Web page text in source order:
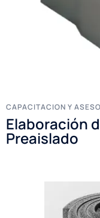
CAPACITACION Y
Elaboración
Preaislado